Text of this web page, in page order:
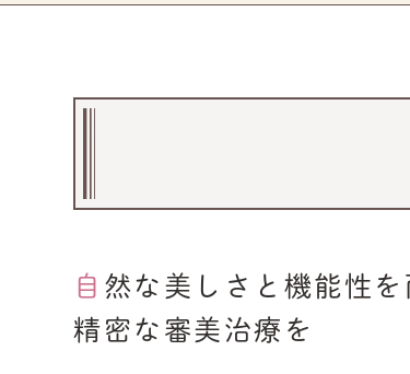
自然な美しさと機能性
精密な審美治療を